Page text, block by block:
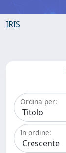
IRIS
Ordina per:
In ordine: